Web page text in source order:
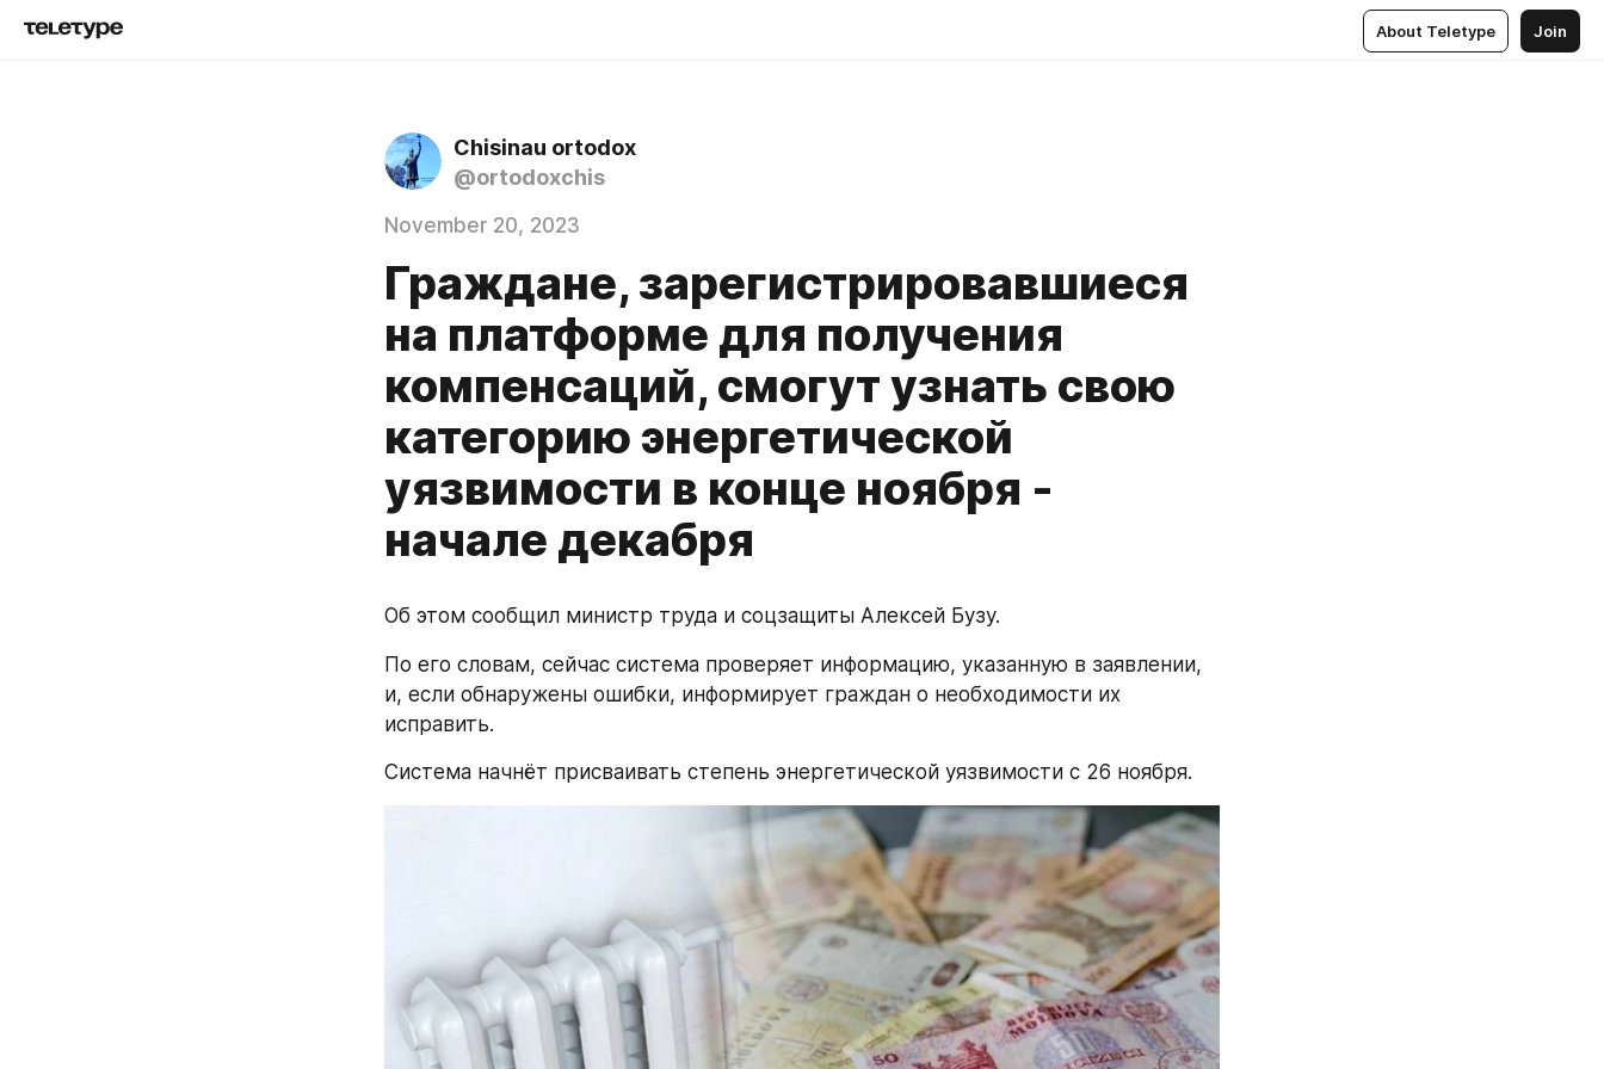
About Teletype Join
Chisinau ortodox
@ortodoxchis
November 20, 2023
Граждане, зарегистрировавшиеся
на платформе для получения
компенсаций, смогут узнать свою
категорию энергетической
уязвимости в конце ноября -
начале декабря
Об этом сообщил министр труда и соцзащиты Алексей Бузу.
По его словам, сейчас система проверяет информацию, указанную в заявлении,
и, если обнаружены ошибки, информирует граждан о необходимости их
исправить.
Система начнёт присваивать степень энергетической уязвимости с 26 ноября.